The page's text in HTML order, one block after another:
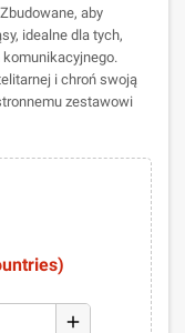
aby
idealne dla tych,
i chroń swoją
zestawowi
add